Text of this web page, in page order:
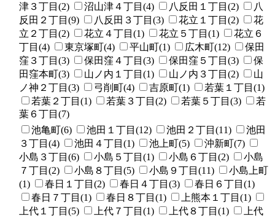
津３丁目(2)
沼山津４丁目(4) 八反田１丁目(2)
八
反田２丁目(9)
八反田３丁目(3) 花立１丁目(2)
花
立２丁目(2)
花立４丁目(1) 花立５丁目(1)
花立６
丁目(4)
東京塚町(4) 平山町(1) 広木町(12)
保田
窪３丁目(3)
保田窪４丁目(3) 保田窪５丁目(3)
保
田窪本町(3)
山ノ内１丁目(1) 山ノ内３丁目(2)
山
ノ神２丁目(3)
弓削町(4) 吉原町(1)
若葉１丁目(1)
若葉２丁目(1)
若葉３丁目(2) 若葉５丁目(3)
若
葉６丁目(7)
池亀町(6) 池田１丁目(12) 池田２丁目(11)
池田
３丁目(4)
池田４丁目(1) 池上町(5)
沖新町(7)
小島３丁目(6)
小島５丁目(1) 小島６丁目(2)
小島
７丁目(2)
小島８丁目(5) 小島９丁目(11)
小島上町
(1)
春日１丁目(2) 春日４丁目(3)
春日６丁目(1)
春日７丁目(1)
春日８丁目(1)
上熊本１丁目(1)
上代１丁目(5)
上代７丁目(1) 上代８丁目(1)
上代